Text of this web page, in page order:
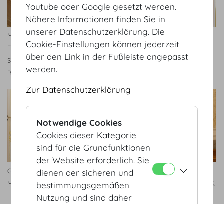
Managing Director Armin
Egger, MBA und Head of
Sales & Marketing Mag.(FH)
Barabara Riedl, MSc, ppa.
Geschäftsführer Armin Egger,
MBA
Geschäftsführer Armin Egger,
MBA
Geschäftsführer Armin Egger,
MBA und Leiterin Marketing &
Sales Mag.(FH) Barabara
Youtube oder Google gesetzt werden.
Nähere Informationen finden Sie in
unserer Datenschutzerklärung. Die
Cookie-Einstellungen können jederzeit
über den Link in der Fußleiste angepasst
werden.
Zur Datenschutzerklärung
Notwendige Cookies
Cookies dieser Kategorie
sind für die Grundfunktionen
der Website erforderlich. Sie
dienen der sicheren und
bestimmungsgemäßen
Nutzung und sind daher